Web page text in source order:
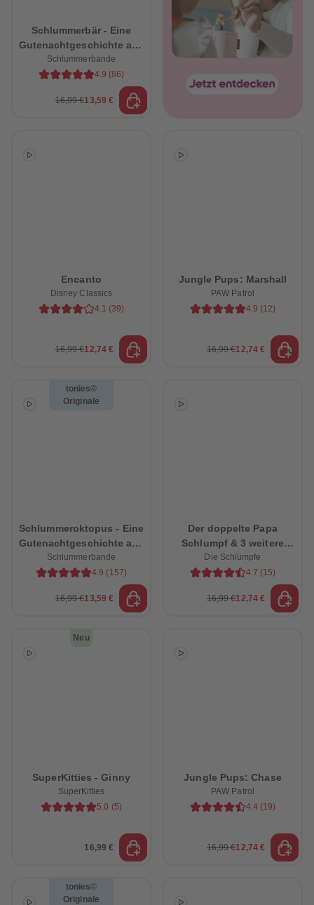
Schlummerbär - Eine
Gutenachtgeschichte aus
dem Schlummerwald
Schlummerbande
4.9 (86)
16,99 €13,59 €
Encanto
Disney Classics
4.1 (39)
16,99 €12,74 €
Jungle Pups: Marshall
PAW Patrol
4.9 (12)
16,99 €12,74 €
tonies©
Originale
Schlummeroktopus - Eine
Gutenachtgeschichte aus
dem Ozean
Schlummerbande
4.9 (157)
16,99 €13,59 €
Der doppelte Papa
Schlumpf & 3 weitere
schlumpfige Abenteuer
Die Schlümpfe
4.7 (15)
16,99 €12,74 €
Neu
SuperKitties - Ginny
SuperKitties
5.0 (5)
16,99 €
Jungle Pups: Chase
PAW Patrol
4.4 (19)
16,99 €12,74 €
tonies©
Originale